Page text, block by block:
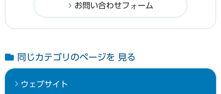
同じカテゴリのページを 見る
ウェブサイト